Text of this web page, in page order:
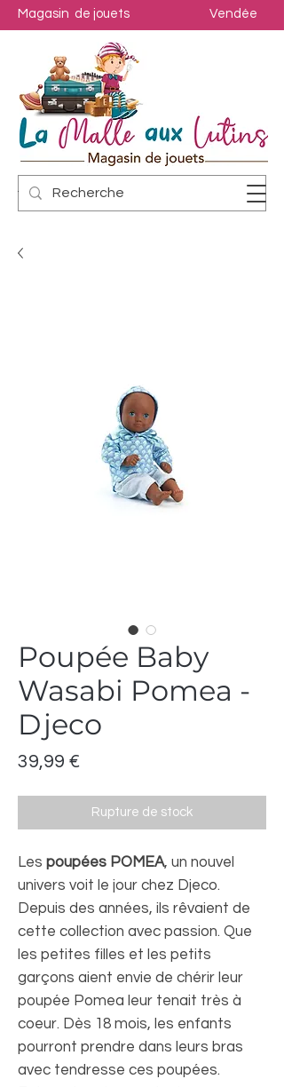
Magasin de jouets Vendée
Poupée Baby
Wasabi Pomea -
Djeco
39,99 €
Rupture de stock
Les poupées POMEA, un nouvel
univers voit le jour chez Djeco.
Depuis des années, ils rêvaient de
cette collection avec passion. Que
les petites filles et les petits
garçons aient envie de chérir leur
poupée Pomea leur tenait très à
coeur. Dès 18 mois, les enfants
pourront prendre dans leurs bras
avec tendresse ces poupées.